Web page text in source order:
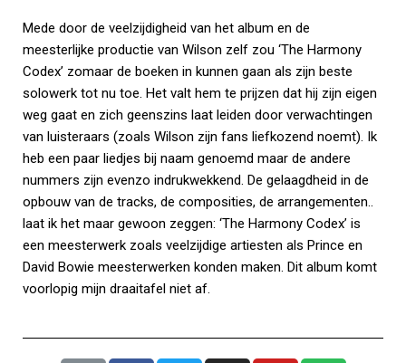
Mede door de veelzijdigheid van het album en de
meesterlijke productie van Wilson zelf zou ‘The Harmony
Codex’ zomaar de boeken in kunnen gaan als zijn beste
solowerk tot nu toe. Het valt hem te prijzen dat hij zijn eigen
weg gaat en zich geenszins laat leiden door verwachtingen
van luisteraars (zoals Wilson zijn fans liefkozend noemt). Ik
heb een paar liedjes bij naam genoemd maar de andere
nummers zijn evenzo indrukwekkend. De gelaagdheid in de
opbouw van de tracks, de composities, de arrangementen..
laat ik het maar gewoon zeggen: ‘The Harmony Codex’ is
een meesterwerk zoals veelzijdige artiesten als Prince en
David Bowie meesterwerken konden maken. Dit album komt
voorlopig mijn draaitafel niet af.